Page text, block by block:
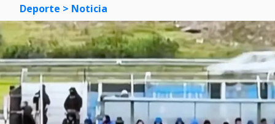
Deporte > Noticia